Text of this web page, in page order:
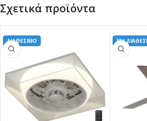
Σχετικά προϊόντα
ΔΙΑΘΕΣΙΜΟ ΜΗ